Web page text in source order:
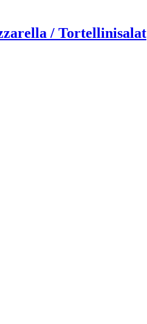
/ Tortellinisalat